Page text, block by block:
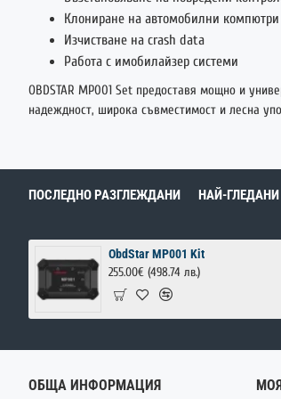
Клониране на автомобилни компютри
Изчистване на crash data
Работа с имобилайзер системи
OBDSTAR MP001 Set предоставя мощно и
надеждност, широка съвместимост и лесна
ПОСЛЕДНО РАЗГЛЕЖДАНИ НАЙ-ГЛЕДАНИ
ObdStar MP001 Kit
255.00€ (498.74 лв.)
ОБЩА ИНФОРМАЦИЯ